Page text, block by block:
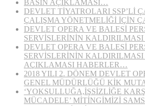
BASIN AÇIKLAMASI…
DEVLET TİYATROLARI SSP’Lİ
ÇALIŞMA YÖNETMELİĞİ İÇİN
DEVLET OPERA VE BALESİ
SERVİSLERİNİN
DEVLET OPERA VE BALESİ
SERVİSLERİNİN KALDIRILMASI
AÇIKLAMASI HABERLER…
2018 YILI 2. DÖNEM DEVLET
GENEL MÜDÜRLÜĞÜ KİK
‘YOKSULLUĞA,İŞSİZLİĞE
MÜCADELE’ MİTİNGİMİZİ